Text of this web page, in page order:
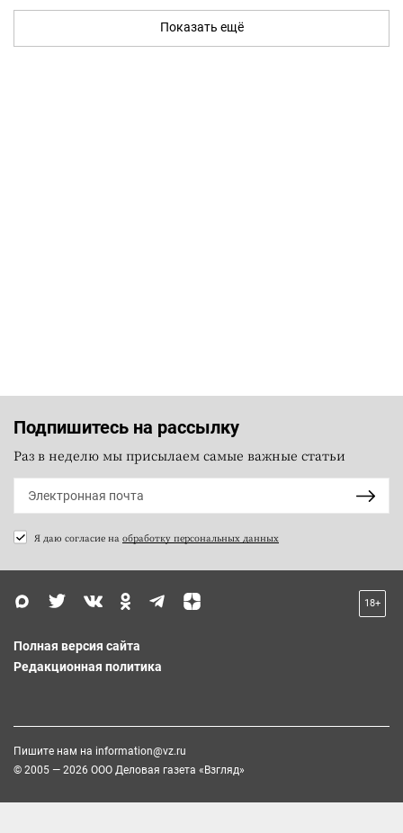
Показать ещё
Подпишитесь на рассылку
Раз в неделю мы присылаем самые важные статьи
Я даю согласие на обработку персональных данных
18+
Полная версия сайта
Редакционная политика
Пишите нам на information@vz.ru
© 2005 — 2026 ООО Деловая газета «Взгляд»